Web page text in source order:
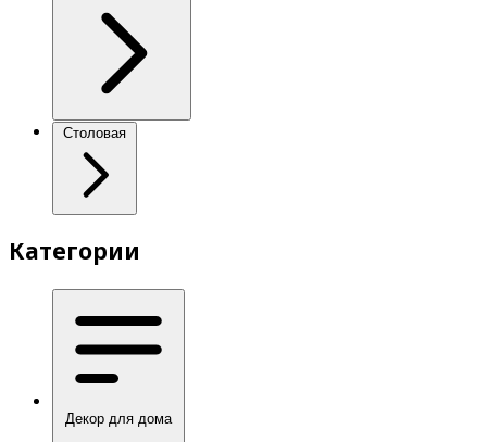
Столовая
Категории
Декор для дома